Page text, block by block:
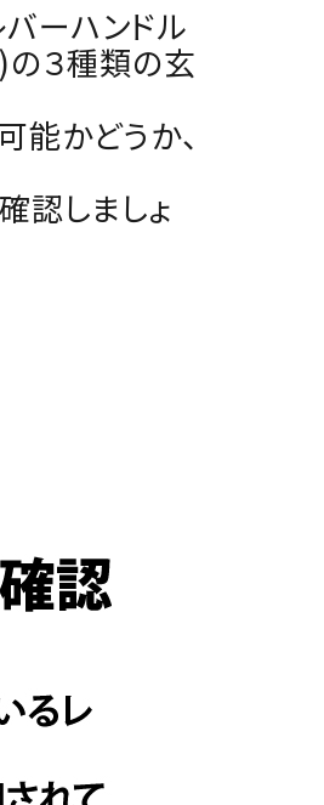
バーハンドル
の３種類の玄
能かどうか、
認しましょ